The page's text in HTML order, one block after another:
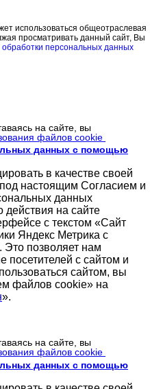
использоваться общеотраслевая
просматривать данный сайт, Вы
персональных данных
на сайте, вы
файлов cookie
данных с помощью
в качестве своей
настоящим Согласием и
данных
на сайте
с текстом «Сайт
Яндекс Метрика с
позволяет нам
посетителей с сайтом и
сайтом, вы
файлов cookie» на
».
на сайте, вы
файлов cookie
данных с помощью